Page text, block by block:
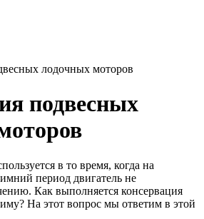
лодочных моторов
подвесных
в то время, когда на
период двигатель не
Как выполняется консервация
На этот вопрос мы ответим в этой